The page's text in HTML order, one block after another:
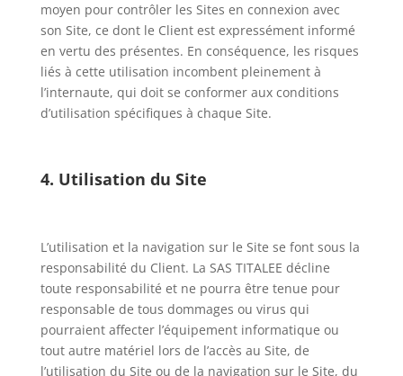
moyen pour contrôler les Sites en connexion avec
son Site, ce dont le Client est expressément informé
en vertu des présentes. En conséquence, les risques
liés à cette utilisation incombent pleinement à
l’internaute, qui doit se conformer aux conditions
d’utilisation spécifiques à chaque Site.
4. Utilisation du Site
L’utilisation et la navigation sur le Site se font sous la
responsabilité du Client. La SAS TITALEE décline
toute responsabilité et ne pourra être tenue pour
responsable de tous dommages ou virus qui
pourraient affecter l’équipement informatique ou
tout autre matériel lors de l’accès au Site, de
l’utilisation du Site ou de la navigation sur le Site, du